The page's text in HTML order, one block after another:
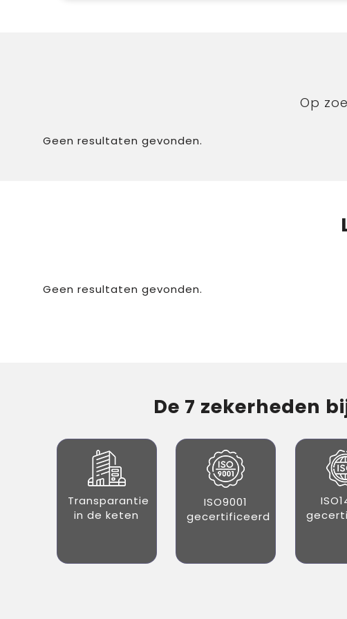
Op
Geen resultaten gevonden.
Geen resultaten gevonden.
De 7 zekerheden
Transparantie
in de keten
ISO9001
gecertificeerd